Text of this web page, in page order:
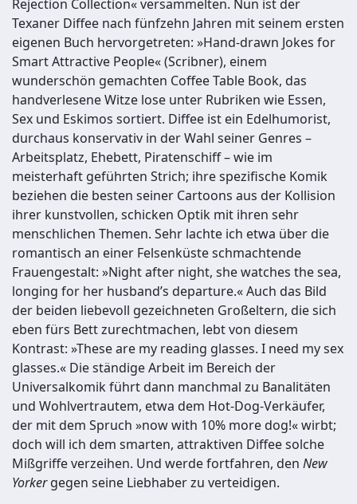
Rejection Collection« versammelten. Nun ist der
Texaner Diffee nach fünfzehn Jahren mit seinem ersten
eigenen Buch hervorgetreten: »Hand-drawn Jokes for
Smart Attractive People« (Scribner), einem
wunderschön gemachten Coffee Table Book, das
handverlesene Witze lose unter Rubriken wie Essen,
Sex und Eskimos sortiert. Diffee ist ein Edelhumorist,
durchaus konservativ in der Wahl seiner Genres –
Arbeitsplatz, Ehebett, Piratenschiff – wie im
meisterhaft geführten Strich; ihre spezifische Komik
beziehen die besten seiner Cartoons aus der Kollision
ihrer kunstvollen, schicken Optik mit ihren sehr
menschlichen Themen. Sehr lachte ich etwa über die
romantisch an einer Felsenküste schmachtende
Frauengestalt: »Night after night, she watches the sea,
longing for her husband’s departure.« Auch das Bild
der beiden liebevoll gezeichneten Großeltern, die sich
eben fürs Bett zurechtmachen, lebt von diesem
Kontrast: »These are my reading glasses. I need my sex
glasses.« Die ständige Arbeit im Bereich der
Universalkomik führt dann manchmal zu Banalitäten
und Wohlvertrautem, etwa dem Hot-Dog-Verkäufer,
der mit dem Spruch »now with 10% more dog!« wirbt;
doch will ich dem smarten, attraktiven Diffee solche
Mißgriffe verzeihen. Und werde fortfahren, den New
Yorkergegen seine Liebhaber zu verteidigen.